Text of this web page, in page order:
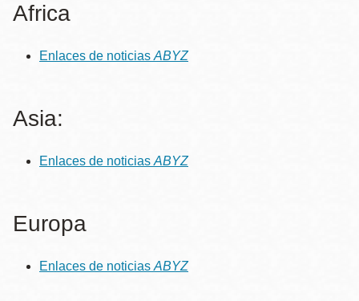
Africa
Enlaces de noticias ABYZ
Asia:
Enlaces de noticias ABYZ
Europa
Enlaces de noticias ABYZ